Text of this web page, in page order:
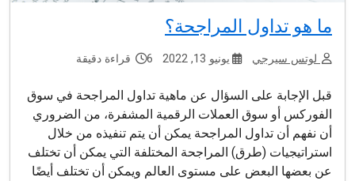
ما هو تداول المراجحة؟
لوتس سيرجي يونيو 13, 2022 6 قراءة دقيقة
قبل الإجابة على السؤال عن ماهية تداول المراجحة في سوق
الفوركس أو سوق العملات الرقمية المشفرة، من الضروري
أن نفهم أن تداول المراجحة يمكن أن يتم تنفيذه من خلال
استراتيجيات (طرق) المراجحة المختلفة التي يمكن أن تختلف
عن بعضها البعض على مستوى العالم ويمكن أن تختلف أيضًا